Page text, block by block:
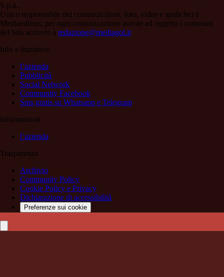
S.p.a..
Unico responsabile dei contenuti (testi, foto, video e grafiche) è
Mediaeditors; per ogni comunicazione avente ad oggetto i contenuti
del Sito scrivere a redazione@mediagol.it
Info e Iniziative
l’azienda
Pubblicità
Social Network
Community Facebook
Sms gratis su Whatsapp e Telegram
Informazioni
l’azienda
Trasparenza
Archivio
Community Policy
Cookie Policy e Privacy
Dichiarazione di accessibilità
Preferenze sui cookie